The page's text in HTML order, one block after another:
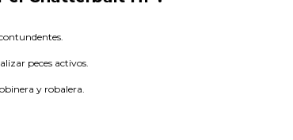
peces activos.
y robalera.